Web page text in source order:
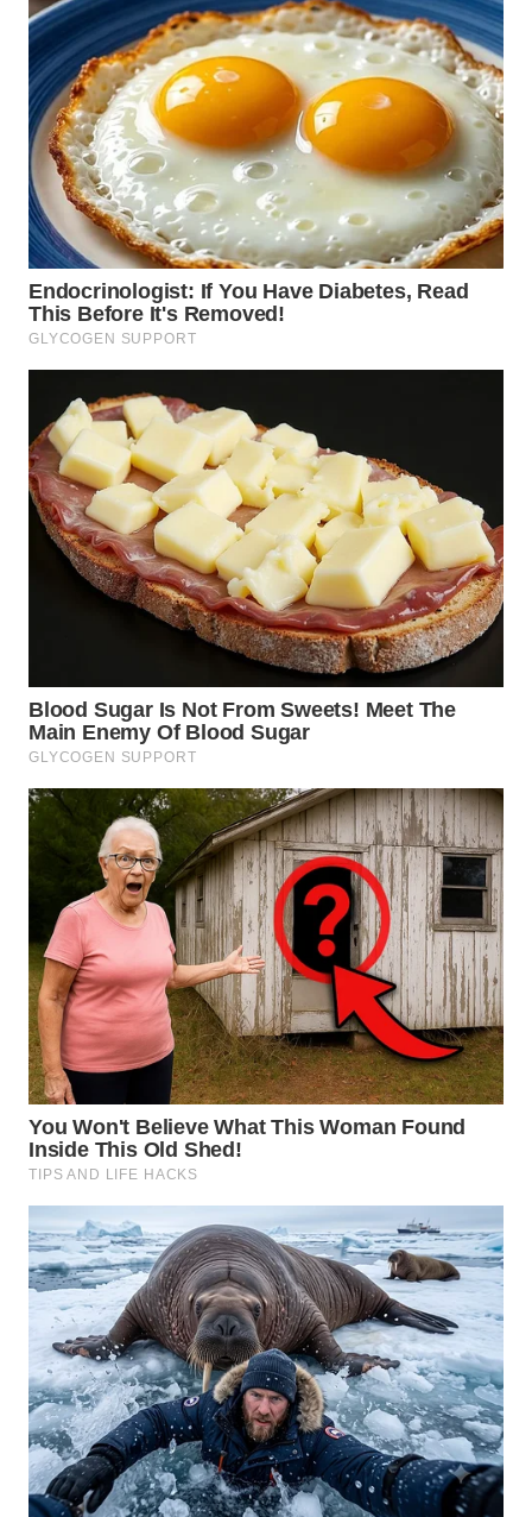
LAWAS
WN
SUMEDANG
WN
CIANJUR
WN
SERIBU
WN
TANGERANG
WN
BINJAI
WN
CIREBON
WN
KUNINGAN
MAJALENGKA
WN
SUBANG
WN
SUKABUMI
WN
PURWAKARTA
WN
PRIANGAN
TIMUR
WN
SEMARANG
WN
SOLO
WN
BOROBUDUR